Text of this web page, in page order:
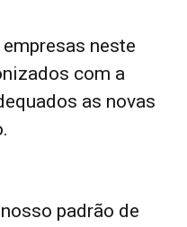
neste
com a
as novas
padrão de